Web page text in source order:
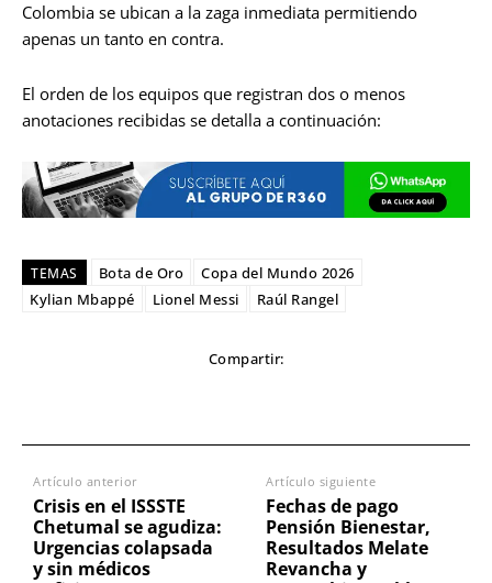
Colombia se ubican a la zaga inmediata permitiendo
apenas un tanto en contra.
El orden de los equipos que registran dos o menos
anotaciones recibidas se detalla a continuación:
TEMAS Bota de Oro
Copa del Mundo 2026
Kylian Mbappé
Lionel Messi Raúl Rangel
Compartir:
Artículo anterior
Crisis en el ISSSTE
Chetumal se agudiza:
Urgencias colapsada
y sin médicos
Artículo siguiente
Fechas de pago
Pensión Bienestar,
Resultados Melate
Revancha y